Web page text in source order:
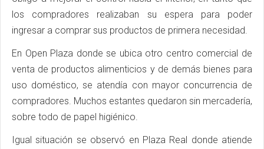
los compradores realizaban su espera para poder
ingresar a comprar sus productos de primera necesidad.
En Open Plaza donde se ubica otro centro comercial de
venta de productos alimenticios y de demás bienes para
uso doméstico, se atendía con mayor concurrencia de
compradores. Muchos estantes quedaron sin mercadería,
sobre todo de papel higiénico.
Igual situación se observó en Plaza Real donde atiende